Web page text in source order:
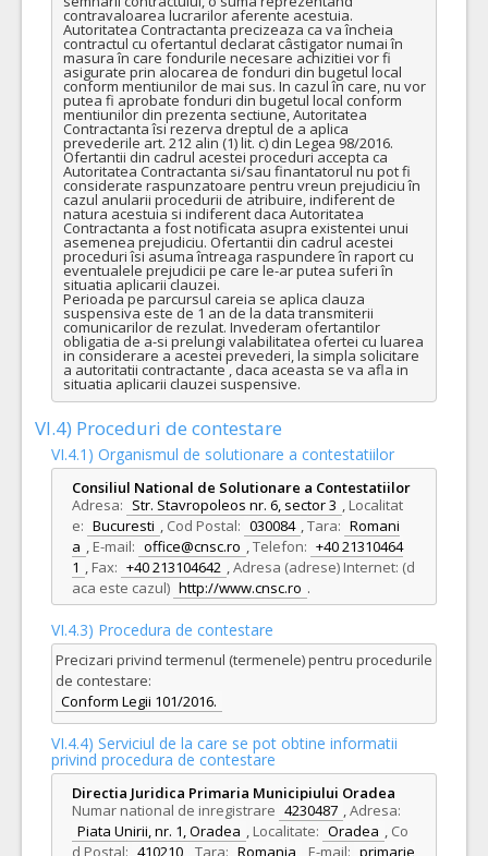
contravaloarea lucrarilor aferente acestuia.
Autoritatea Contractanta precizeaza ca va încheia
contractul cu ofertantul declarat câstigator numai în
masura în care fondurile necesare achizitiei vor fi
asigurate prin alocarea de fonduri din bugetul local
conform mentiunilor de mai sus. In cazul în care, nu vor
putea fi aprobate fonduri din bugetul local conform
mentiunilor din prezenta sectiune, Autoritatea
Contractanta îsi rezerva dreptul de a aplica
prevederile art. 212 alin (1) lit. c) din Legea 98/2016.
Ofertantii din cadrul acestei proceduri accepta ca
Autoritatea Contractanta si/sau finantatorul nu pot fi
considerate raspunzatoare pentru vreun prejudiciu în
cazul anularii procedurii de atribuire, indiferent de
natura acestuia si indiferent daca Autoritatea
Contractanta a fost notificata asupra existentei unui
asemenea prejudiciu. Ofertantii din cadrul acestei
proceduri îsi asuma întreaga raspundere în raport cu
eventualele prejudicii pe care le-ar putea suferi în
situatia aplicarii clauzei.
Perioada pe parcursul careia se aplica clauza
suspensiva este de 1 an de la data transmiterii
comunicarilor de rezulat. Invederam ofertantilor
obligatia de a-si prelungi valabilitatea ofertei cu luarea
in considerare a acestei prevederi, la simpla solicitare
a autoritatii contractante , daca aceasta se va afla in
situatia aplicarii clauzei suspensive.
VI.4) Proceduri de contestare
VI.4.1) Organismul de solutionare a contestatiilor
Consiliul National de Solutionare a Contestatiilor
Adresa: Str. Stavropoleos nr. 6, sector 3 , Localitat
e: Bucuresti , Cod Postal: 030084 ,Tara: Romani
a , E-mail: office@cnsc.ro ,Telefon: +40 21310464
1 , Fax: +40 213104642 ,Adresa (adrese) Internet: (d
aca este cazul) http://www.cnsc.ro .
VI.4.3) Procedura de contestare
Precizari privind termenul (termenele) pentru procedurile
de contestare:
Conform Legii 101/2016.
VI.4.4) Serviciul de la care se pot obtine informatii
privind procedura de contestare
Directia Juridica Primaria Municipiului Oradea
Numar national de inregistrare 4230487 ,Adresa:
Piata Unirii, nr. 1, Oradea , Localitate: Oradea , Co
d Postal: 410210 Tara: Romania E-mail: primarie